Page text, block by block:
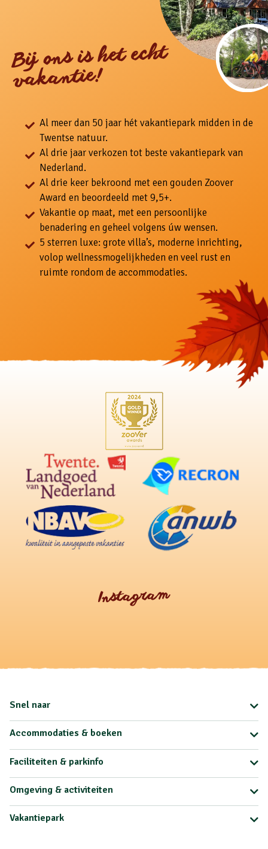
Bij ons is het echt
vakantie!
Al meer dan 50 jaar hét vakantiepark midden in de
Twentse natuur.
Al drie jaar verkozen tot beste vakantiepark van
Nederland.
Al drie keer bekroond met een gouden Zoover
Award en beoordeeld met 9,5+.
Vakantie op maat, met een persoonlijke
benadering en geheel volgens úw wensen.
5 sterren luxe: grote villa’s, moderne inrichting,
volop wellnessmogelijkheden en veel rust en
ruimte rondom de accommodaties.
Instagram
Snel naar
Accommodaties & boeken
Faciliteiten & parkinfo
Omgeving & activiteiten
Vakantiepark